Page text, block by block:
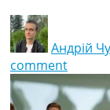
Андрій
comment